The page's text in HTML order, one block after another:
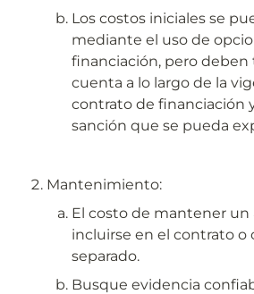
Los costos iniciales se
mediante el uso de
financiación, pero deben
cuenta a lo largo de la
contrato de financiación
sanción que se pueda
Mantenimiento:
El costo de mantener
incluirse en el contrato o
separado.
Busque evidencia